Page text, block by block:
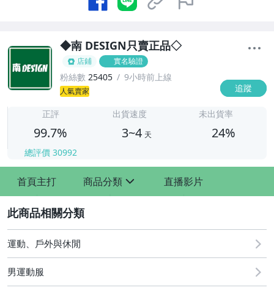
◆南 DESIGN只賣正品◇
店鋪 實名驗證
粉絲數 25405 9小時前上線
人氣賣家 追蹤
正評
99.7%
總評價 30992
出貨速度
3~4 天
未出貨率
24%
首頁主打 商品分類 直播影片
運動、戶外與休閒
男運動服